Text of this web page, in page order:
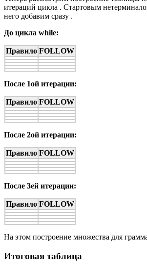
итераций цикла . Стартовым
него добавим сразу .
До цикла while:
Правило FOLLOW
После 1ой итерации:
Правило FOLLOW
После 2ой итерации:
Правило FOLLOW
После 3ей итерации:
Правило FOLLOW
На этом построение множества для
Итоговая таблица